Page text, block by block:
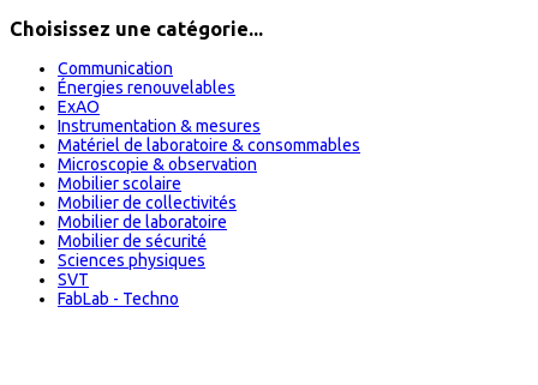
Choisissez une catégorie...
Communication
Énergies renouvelables
ExAO
Instrumentation & mesures
Matériel de laboratoire & consommables
Microscopie & observation
Mobilier scolaire
Mobilier de collectivités
Mobilier de laboratoire
Mobilier de sécurité
Sciences physiques
SVT
FabLab - Techno